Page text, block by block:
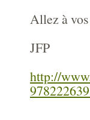
Allez à
JFP
http://